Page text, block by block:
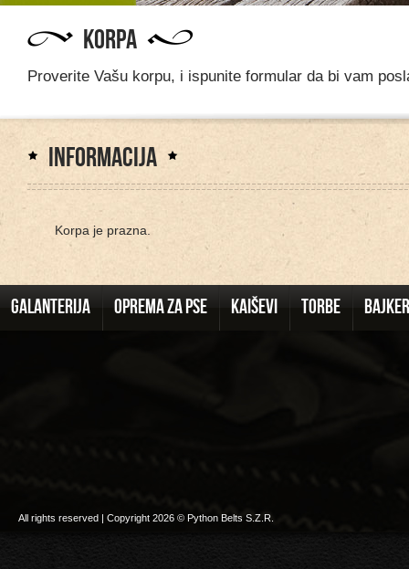
KORPA
Proverite Vašu korpu, i ispunite formular da bi vam
INFORMACIJA
Korpa je prazna.
GALANTERIJA OPREMA ZA PSE KAIŠEVI TORBE
All rights reserved | Copyright 2026 © Python Belts S.Z.R.